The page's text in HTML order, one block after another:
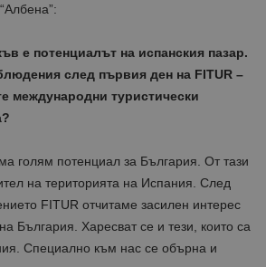
е потенциалът на испанския пазар.
след първия ден на FITUR –
международни туристически
голям потенциал за България. От тази
на територията на Испания. След
FITUR отчитаме засилен интерес
България. Харесват се и тези, които са
Специално към нас се обърна и